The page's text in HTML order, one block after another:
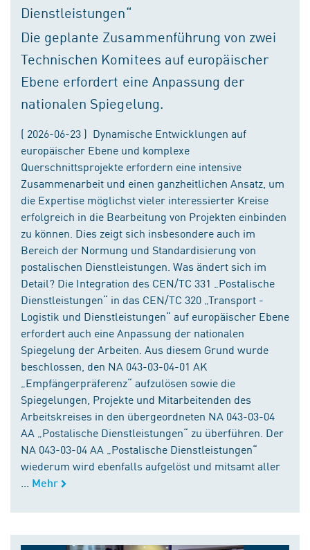
Dienstleistungen“
Die geplante Zusammenführung von zwei
Technischen Komitees auf europäischer
Ebene erfordert eine Anpassung der
nationalen Spiegelung.
( 2026-06-23 ) Dynamische Entwicklungen auf
europäischer Ebene und komplexe
Querschnittsprojekte erfordern eine intensive
Zusammenarbeit und einen ganzheitlichen Ansatz, um
die Expertise möglichst vieler interessierter Kreise
erfolgreich in die Bearbeitung von Projekten einbinden
zu können. Dies zeigt sich insbesondere auch im
Bereich der Normung und Standardisierung von
postalischen Dienstleistungen. Was ändert sich im
Detail? Die Integration des CEN/TC 331 „Postalische
Dienstleistungen“ in das CEN/TC 320 „Transport -
Logistik und Dienstleistungen“ auf europäischer Ebene
erfordert auch eine Anpassung der nationalen
Spiegelung der Arbeiten. Aus diesem Grund wurde
beschlossen, den NA 043-03-04-01 AK
„Empfängerpräferenz“ aufzulösen sowie die
Spiegelungen, Projekte und Mitarbeitenden des
Arbeitskreises in den übergeordneten NA 043-03-04
AA „Postalische Dienstleistungen“ zu überführen. Der
NA 043-03-04 AA „Postalische Dienstleistungen“
wiederum wird ebenfalls aufgelöst und mitsamt aller
Mehr